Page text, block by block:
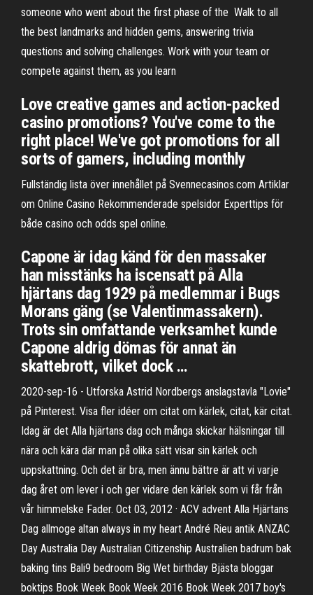
someone who went about the first phase of the Walk to all
the best landmarks and hidden gems, answering trivia
questions and solving challenges. Work with your team or
compete against them, as you learn
Love creative games and action-packed
casino promotions? You've come to the
right place! We've got promotions for all
sorts of gamers, including monthly
Fullständig lista över innehållet på Svennecasinos.com Artiklar
om Online Casino Rekommenderade spelsidor Experttips för
både casino och odds spel online.
Capone är idag känd för den massaker
han misstänks ha iscensatt på Alla
hjärtans dag 1929 på medlemmar i Bugs
Morans gäng (se Valentinmassakern).
Trots sin omfattande verksamhet kunde
Capone aldrig dömas för annat än
skattebrott, vilket dock …
2020-sep-16 - Utforska Astrid Nordbergs anslagstavla "Lovie"
på Pinterest. Visa fler idéer om citat om kärlek, citat, kär citat.
Idag är det Alla hjärtans dag och många skickar hälsningar till
nära och kära där man på olika sätt visar sin kärlek och
uppskattning. Och det är bra, men ännu bättre är att vi varje
dag året om lever i och ger vidare den kärlek som vi får från
vår himmelske Fader. Oct 03, 2012 · ACV advent Alla Hjärtans
Dag allmoge altan always in my heart André Rieu antik ANZAC
Day Australia Day Australian Citizenship Australien badrum bak
baking tins Bali9 bedroom Big Wet birthday Bjästa bloggar
boktips Book Week Book Week 2016 Book Week 2017 boy's